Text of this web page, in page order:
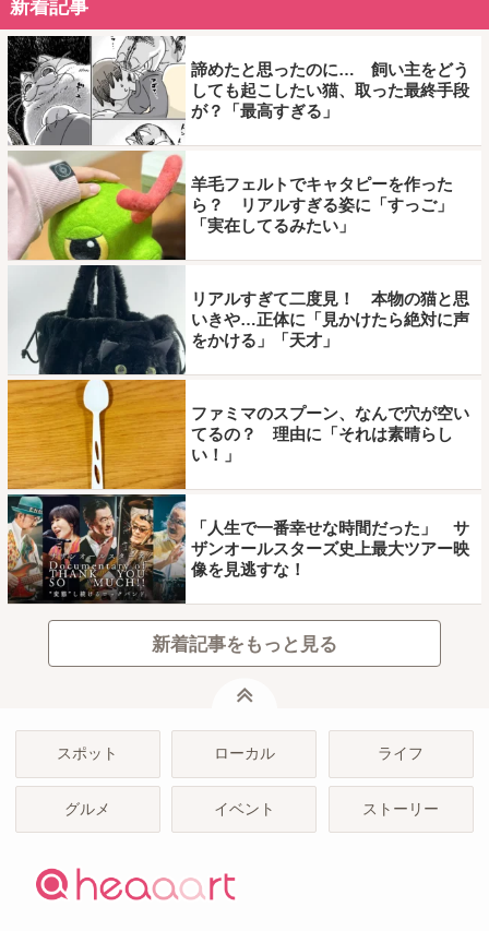
新着記事
諦めたと思ったのに… 飼い主をどう
しても起こしたい猫、取った最終手段
が？「最高すぎる」
羊毛フェルトでキャタピーを作った
ら？ リアルすぎる姿に「すっご」
「実在してるみたい」
リアルすぎて二度見！ 本物の猫と思
いきや…正体に「見かけたら絶対に声
をかける」「天才」
ファミマのスプーン、なんで穴が空い
てるの？ 理由に「それは素晴らし
い！」
「人生で一番幸せな時間だった」 サ
ザンオールスターズ史上最大ツアー映
像を見逃すな！
新着記事をもっと見る
スポット ローカル ライフ
グルメ イベント ストーリー